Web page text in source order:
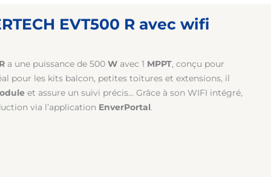
EVT500 R avec wifi
a une puissance de 500Wavec 1 MPPT, conçu pour
pour les kits balcon, petites toitures et extensions, il
et assure un suivi précis… Grâce à son WIFI intégré,
via l’application EnverPortal.